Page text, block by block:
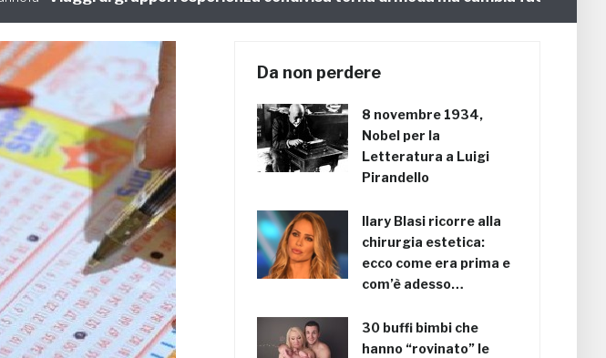
Da non perdere
8 novembre 1934,
Nobel per la
Letteratura a Luigi
Pirandello
Ilary Blasi ricorre alla
chirurgia estetica:
ecco come era prima e
com’è adesso…
30 buffi bimbi che
hanno “rovinato” le